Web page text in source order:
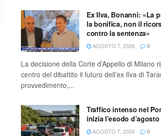
Ex Ilva, Bonanni: «La
la bonifica, non il
contro la sentenza»
AGOSTO 7, 2026 0
La decisione della Corte d’Appello di Milano
centro del dibattito il futuro dell’ex Ilva di
provvedimento,...
Traffico intenso nel
inizia l’esodo d’agosto
AGOSTO 7, 2026 0